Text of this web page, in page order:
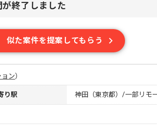
終了しました
似た案件を提案してもらう
ン）
り駅 神田（東京都）/一部リモ